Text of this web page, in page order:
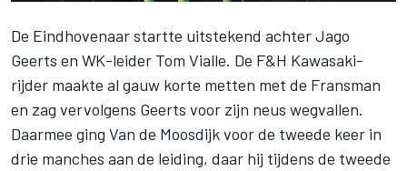
De Eindhovenaar startte uitstekend achter Jago
Geerts en WK-leider Tom Vialle. De F&H Kawasaki-
rijder maakte al gauw korte metten met de Fransman
en zag vervolgens Geerts voor zijn neus wegvallen.
Daarmee ging Van de Moosdijk voor de tweede keer in
drie manches aan de leiding, daar hij tijdens de tweede